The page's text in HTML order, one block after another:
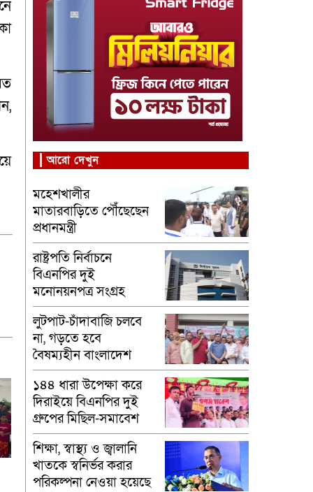
আরো দেখুন
মহেশখালীর
মাতারবাড়িতে পৌঁছেছেন
প্রধানমন্ত্রী
রাষ্ট্রপতি নির্বাচনে
বিএনপির দুই
মনোনয়নপত্র সংগ্রহ
লুটপাট-চাঁদাবাজি চলবে
না, গড়তে হবে
বৈষম্যহীন বাংলাদেশ
-ব্যারিস্টার খোকন
১৪৪ ধারা উপেক্ষা করে
দিরাইয়ে বিএনপির দুই
গ্রুপের মিছিল-সমাবেশ
শিক্ষা, স্বাস্থ্য ও জ্বালানি
খাতকে স্বনির্ভর করার
পরিকল্পনা নেওয়া হয়েছে